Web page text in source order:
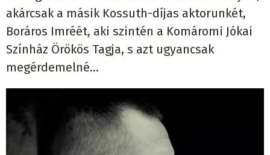
akárcsak a másik Kossuth-díjas aktorunkét,
Boráros Imréét, aki szintén a Komáromi Jókai
Színház Örökös Tagja, s azt ugyancsak
megérdemelné...